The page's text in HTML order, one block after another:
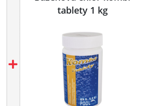
tablety 1 kg